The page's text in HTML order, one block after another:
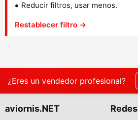
Reducir filtros, usar menos.
Restablecer filtro →
¿Eres un vendedor profesional?
aviornis.NET Redes